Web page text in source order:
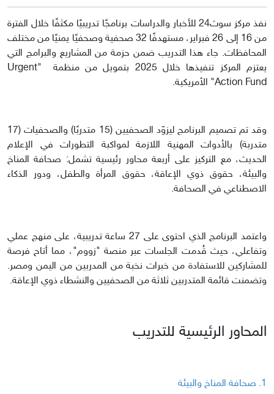
نفذ مركز سوث24 للأخبار والدراسات برنامجًا تدريبيًا مكثفًا خلال الفترة
من 16 إلى 26 فبراير، مستهدفًا 32 صحفية وصحفيًا يمنيًا من مختلف
المحافظات. جاء هذا التدريب ضمن حزمة من المشاريع والبرامج التي
يعتزم المركز تنفيذها خلال 2025 بتمويل من منظمة "Urgent
Action Fund" الأمريكية.
وقد تم تصميم البرنامج ليزوّد الصحفيين (15 متدربًا) والصحفيات (17
متدربة) بالأدوات المهنية اللازمة لمواكبة التطورات في الإعلام
الحديث، مع التركيز على أربعة محاور رئيسية تشمل: صحافة المناخ
والبيئة، حقوق ذوي الإعاقة، حقوق المرأة والطفل، ودور الذكاء
الاصطناعي في الصحافة.
واعتمد البرنامج الذي احتوى على 27 ساعة تدريبية، على منهج عملي
وتفاعلي، حيث قُدمت الجلسات عبر منصة "زووم"، مما أتاح فرصة
للمشاركين للاستفادة من خبرات نخبة من المدربين من اليمن ومصر.
وتضمنت قائمة المتدربين ثلاثة من الصحفيين والنشطاء ذوي الإعاقة.
المحاور الرئيسية للتدريب
1. صحافة المناخ والبيئة